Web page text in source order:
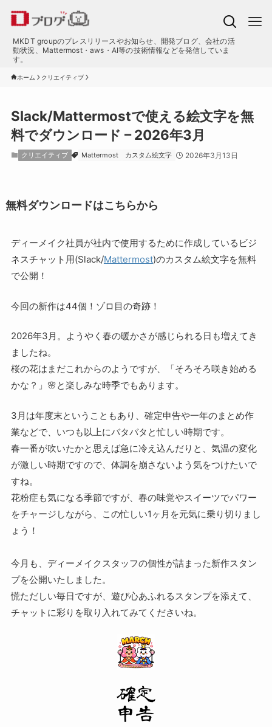
MKDT groupのプレスリリースやお知らせ、開発ブログ、会社の活
動状況、Mattermost・aws・AI等の技術情報などを発信していま
す。
ホーム クリエイティブ
Slack/Mattermostで使える絵文字を無
料でダウンロード – 2026年3月
クリエイティブ Mattermost カスタム絵文字 2026年3月13日
無料ダウンロードはこちらから
ディーメイク社員が社内で使用するために作成しているビジ
ネスチャット用(Slack/Mattermost)のカスタム絵文字を無料
で公開！
今回の新作は44個！ゾロ目の奇跡！
2026年3月。ようやく春の暖かさが感じられる日も増えてき
ましたね。
桜の花はまだこれからのようですが、「そろそろ咲き始める
かな？」🌸と楽しみな時季でもあります。
3月は年度末ということもあり、確定申告や一年のまとめ作
業などで、いつも以上にバタバタと忙しい時期です。
春一番が吹いたかと思えば急に冷え込んだりと、気温の変化
が激しい時期ですので、体調を崩さないよう気をつけたいで
すね。
花粉症も気になる季節ですが、春の味覚やスイーツでパワー
をチャージしながら、この忙しい1ヶ月を元気に乗り切りまし
ょう！
今月も、ディーメイクスタッフの個性が詰まった新作スタン
プを公開いたしました。
慌ただしい毎日ですが、遊び心あふれるスタンプを添えて、
チャットに彩りを取り入れてみてくださいね。